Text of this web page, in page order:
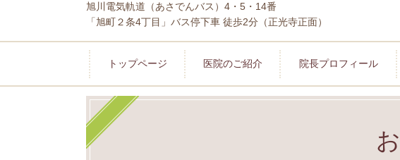
旭川電気軌道（あさでんバス）4・5・14番
「旭町２条4丁目」バス停下車 徒歩2分（正光寺正面）
トップページ 医院のご紹介 院長プロフィール